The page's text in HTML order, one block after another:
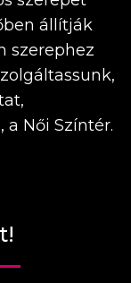
állítják
szerephez
a Női Színtér.